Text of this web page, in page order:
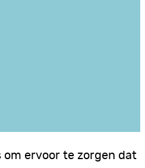
om ervoor te zorgen dat